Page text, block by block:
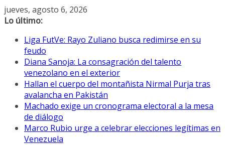
Saltar
al
jueves, agosto 6, 2026
Lo último:
Liga FutVe: Rayo Zuliano busca redimirse en su
feudo
Diana Sanoja: La consagración del talento
venezolano en el exterior
Hallan el cuerpo del montañista Nirmal Purja tras
avalancha en Pakistán
Machado exige un cronograma electoral a la mesa
de diálogo
Marco Rubio urge a celebrar elecciones legítimas en
Venezuela